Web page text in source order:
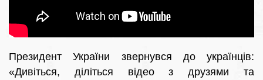
Президент України звернувся до українців:
«Дивіться, діліться відео з друзями та